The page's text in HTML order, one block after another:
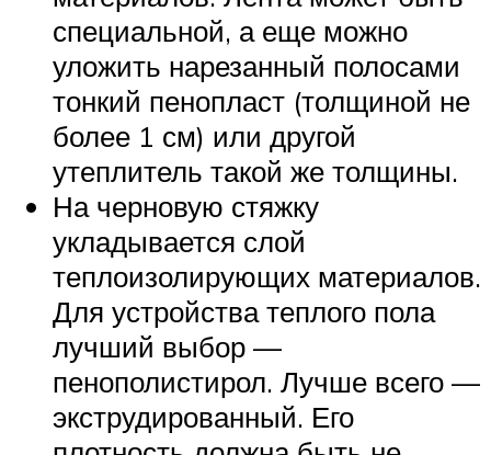
специальной, а еще можно
уложить нарезанный полосами
тонкий пенопласт (толщиной не
более 1 см) или другой
утеплитель такой же толщины.
На черновую стяжку
укладывается слой
теплоизолирующих материалов.
Для устройства теплого пола
лучший выбор —
пенополистирол. Лучше всего —
экструдированный. Его